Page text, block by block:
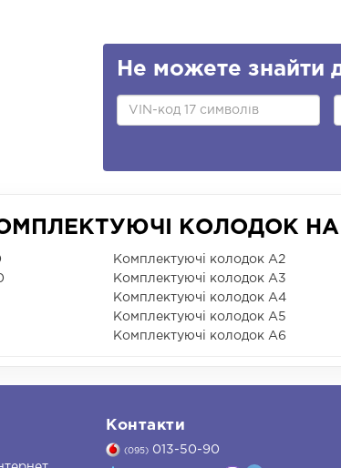
Не можете знайти
КОЛОДОК НА
Комплектуючі колодок A2
Комплектуючі колодок A3
Комплектуючі колодок A4
Комплектуючі колодок A5
Комплектуючі колодок A6
Контакти
(095) 013-50-90